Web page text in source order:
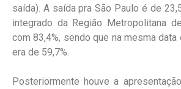
saída). A saída pra São Paulo é de
integrado da Região Metropolitana
com 83,4%, sendo que na mesma
era de 59,7%.
Posteriormente houve a